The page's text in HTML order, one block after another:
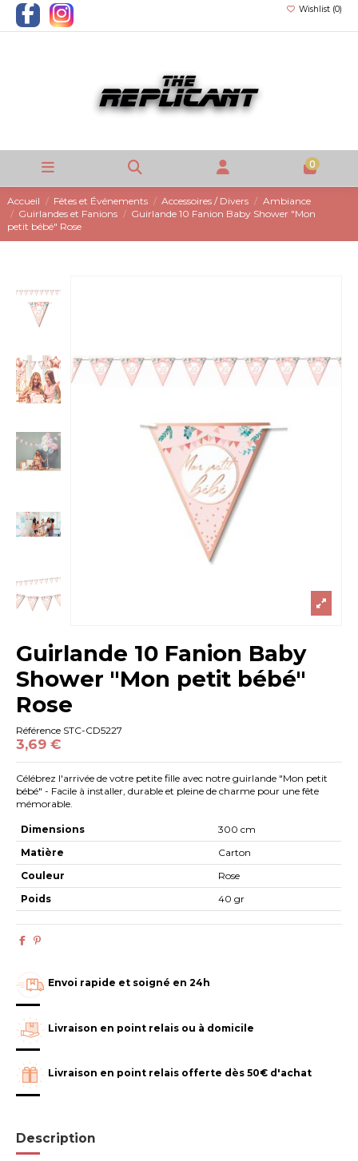
Wishlist (0)
0
Accueil Fêtes et Événements Accessoires / Divers
Ambiance
Guirlandes et Fanions
Guirlande 10 Fanion Baby Shower "Mon
petit bébé" Rose
Guirlande 10 Fanion Baby
Shower "Mon petit bébé"
Rose
Référence STC-CD5227
3,69 €
Célébrez l'arrivée de votre petite fille avec notre guirlande "Mon petit
bébé" - Facile à installer, durable et pleine de charme pour une fête
mémorable.
Dimensions
300 cm
Matière
Carton
Couleur
Rose
Poids
40 gr
Envoi rapide et soigné en 24h
Livraison en point relais ou à domicile
Livraison en point relais offerte dès 50€ d'achat
Description